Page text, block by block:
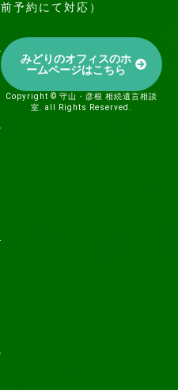
前予約にて対応）
みどりのオフィスのホ
ームページはこちら
Copyright © 守山・彦根 相続遺言相談
室. all Rights Reserved.